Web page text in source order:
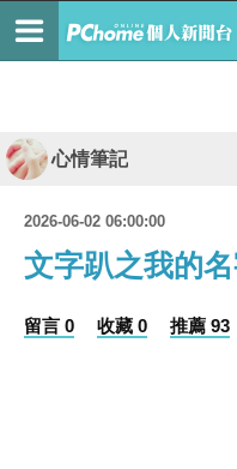
心情筆記
2026-06-02 06:00:00
文字趴之我的
留言 0 收藏 0 推薦 93